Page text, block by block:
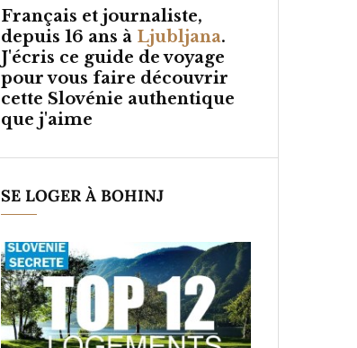
Français et journaliste,
depuis 16 ans à Ljubljana.
J'écris ce guide de voyage
pour vous faire découvrir
cette Slovénie authentique
que j'aime
SE LOGER À BOHINJ